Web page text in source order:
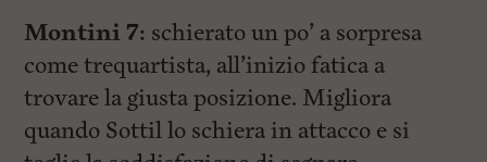
Montini 7: schierato un po’ a sorpresa
come trequartista, all’inizio fatica a
trovare la giusta posizione. Migliora
quando Sottil lo schiera in attacco e si